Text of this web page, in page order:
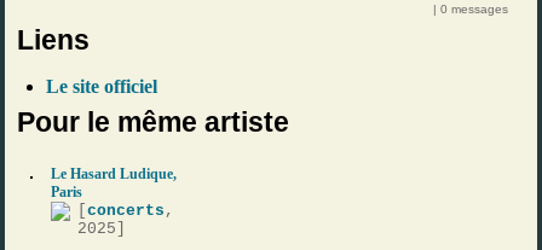
| 0 messages
Liens
Le site officiel
Pour le même artiste
Le Hasard Ludique,
Paris
[concerts ,
2025]